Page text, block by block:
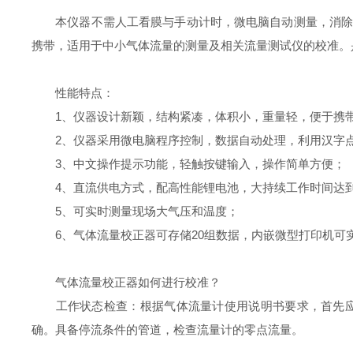
本仪器不需人工看膜与手动计时，微电脑自动测量，消除
携带，适用于中小气体流量的测量及相关流量测试仪的校准
性能特点：
1、仪器设计新颖，结构紧凑，体积小，重量轻，便于携
2、仪器采用微电脑程序控制，数据自动处理，利用汉字
3、中文操作提示功能，轻触按键输入，操作简单方便；
4、直流供电方式，配高性能锂电池，大持续工作时间达
5、可实时测量现场大气压和温度；
6、气体流量校正器可存储20组数据，内嵌微型打印机可
气体流量校正器如何进行校准？
工作状态检查：根据气体流量计使用说明书要求，首先
确。具备停流条件的管道，检查流量计的零点流量。